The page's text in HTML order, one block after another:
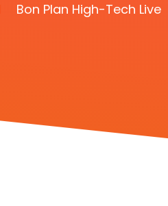
Bon Plan High-Tech Live